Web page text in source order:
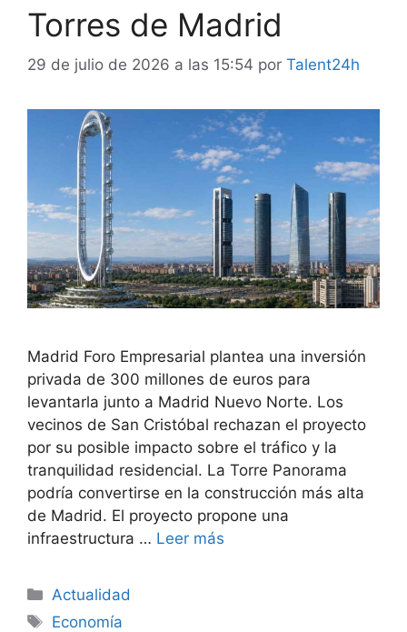
Torres de Madrid
29 de julio de 2026 a las 15:54 por Talent24h
Madrid Foro Empresarial plantea una inversión
privada de 300 millones de euros para
levantarla junto a Madrid Nuevo Norte. Los
vecinos de San Cristóbal rechazan el proyecto
por su posible impacto sobre el tráfico y la
tranquilidad residencial. La Torre Panorama
podría convertirse en la construcción más alta
de Madrid. El proyecto propone una
infraestructura … Leer más
Categorías
Actualidad
Etiquetas
Economía